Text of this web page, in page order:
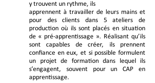
y trouvent un rythme, ils
apprennent à travailler de leurs mains et
pour des clients dans 5 ateliers de
production où ils sont placés en situation
de « pré-apprentissage ». Réalisant qu’ils
sont capables de créer, ils prennent
confiance en eux, et si possible formulent
un projet de formation dans lequel ils
s’engagent, souvent pour un CAP en
apprentissage.